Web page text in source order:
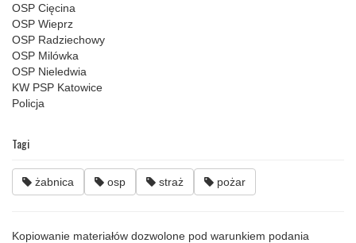
OSP Cięcina
OSP Wieprz
OSP Radziechowy
OSP Milówka
OSP Nieledwia
KW PSP Katowice
Policja
Tagi
żabnica osp straż pożar
Kopiowanie materiałów dozwolone pod warunkiem podania